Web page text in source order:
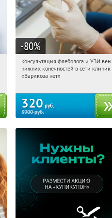
-80%
13:20:35 Купили:98
Улица 1905 года
Консультация флеболога и УЗИ вен
нижних конечностей в сети клиник
«Варикоза нет»
320 руб.
3900руб.